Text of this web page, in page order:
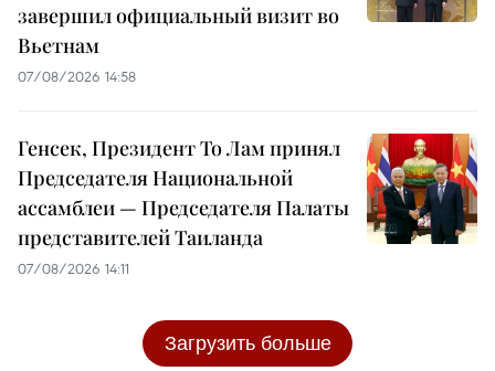
завершил официальный визит во
Вьетнам
07/08/2026 14:58
Генсек, Президент То Лам принял
Председателя Национальной
ассамблеи — Председателя Палаты
представителей Таиланда
07/08/2026 14:11
Загрузить больше